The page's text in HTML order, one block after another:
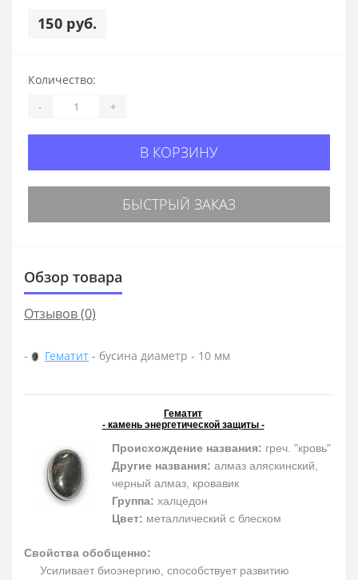
150 руб.
Количество:
- +
В КОРЗИНУ
БЫСТРЫЙ ЗАКАЗ
Обзор товара
Отзывов (0)
- Гематит - бусина диаметр - 10 мм
Гематит
- камень энергетической защиты -
Происхождение названия: греч. "кровь"
Другие названия: алмаз аляскинский,
черный алмаз, кровавик
Группа: халцедон
Цвет: металлический с блеском
Свойства обобщенно:
Усиливает биоэнергию, способствует развитию